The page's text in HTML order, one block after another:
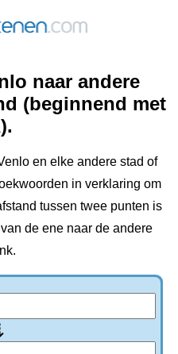
naar andere
(beginnend met
en elke andere stad of
in verklaring om
tussen twee punten is
de ene naar de andere